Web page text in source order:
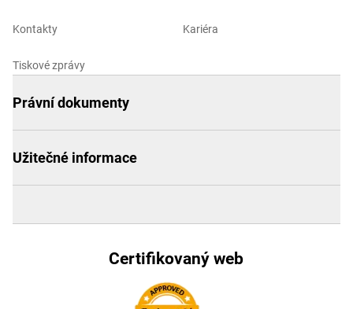
Kontakty
Tiskové zprávy
Kariéra
Právní dokumenty
Užitečné informace
Certifikovaný web